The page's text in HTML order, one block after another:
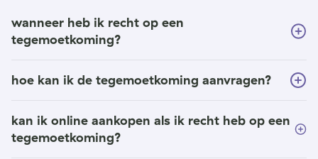
wanneer heb ik recht op een
tegemoetkoming?
hoe kan ik de tegemoetkoming aanvragen?
kan ik online aankopen als ik recht heb op een
tegemoetkoming?